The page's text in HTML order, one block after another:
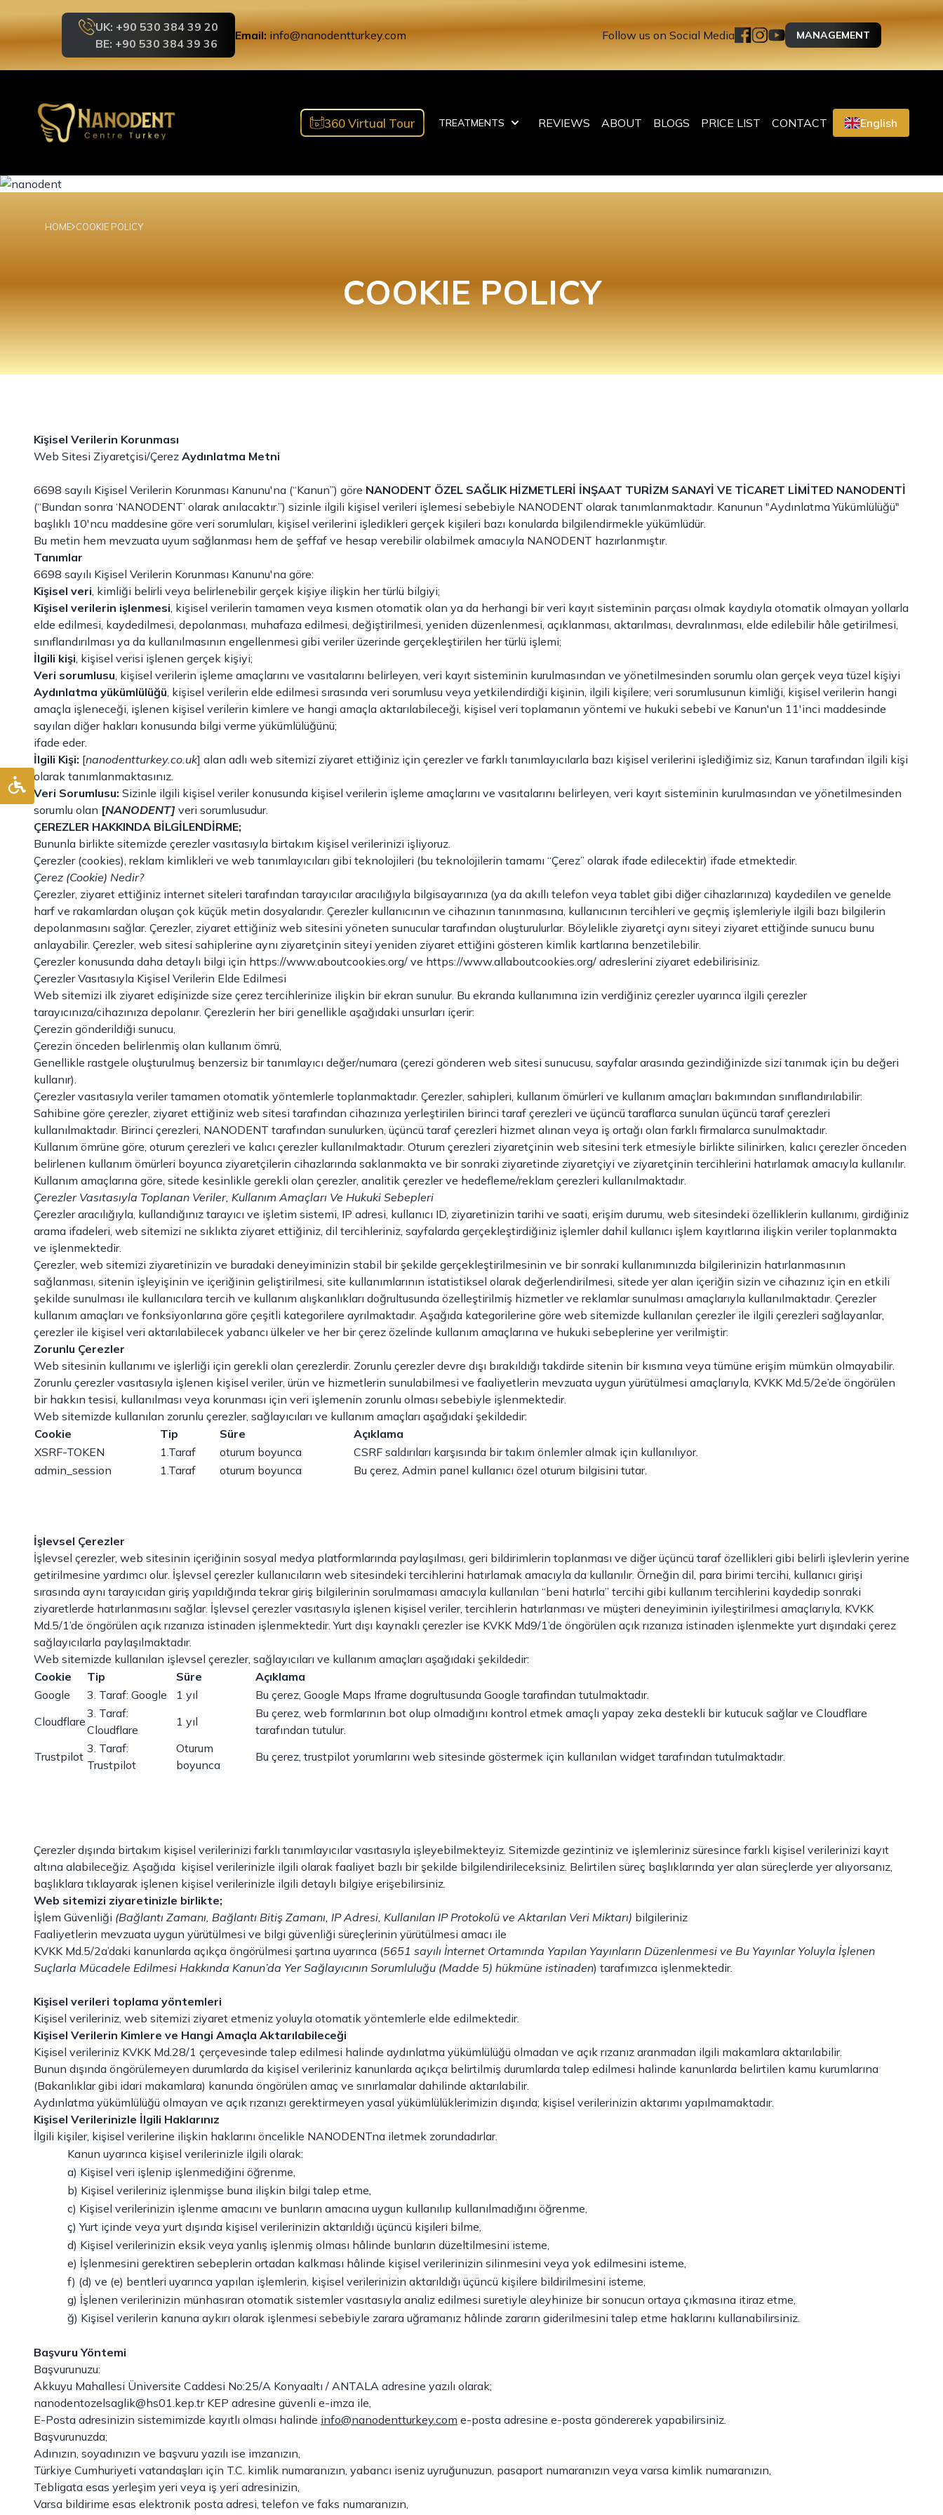
UK: +90 530 384 39 20
BE: +90 530 384 39 36
Email: info@nanodentturkey.com Follow us on Social Media MANAGEMENT
360 Virtual Tour TREATMENTS REVIEWS ABOUT BLOGS PRICE LIST CONTACT English
HOME COOKIE POLICY
COOKIE POLICY
Kişisel Verilerin Korunması
Web Sitesi Ziyaretçisi/Çerez Aydınlatma Metni
6698 sayılı Kişisel Verilerin Korunması Kanunu'na (“Kanun”) göre NANODENT ÖZEL SAĞLIK HİZMETLERİ İNŞAAT TURİZM SANAYİ VE TİCARET LİMİTED NANODENTİ
(“Bundan sonra ‘NANODENT’ olarak anılacaktır.”) sizinle ilgili kişisel verileri işlemesi sebebiyle NANODENT olarak tanımlanmaktadır. Kanunun "Aydınlatma Yükümlülüğü"
başlıklı 10'ncu maddesine göre veri sorumluları, kişisel verilerini işledikleri gerçek kişileri bazı konularda bilgilendirmekle yükümlüdür.
Bu metin hem mevzuata uyum sağlanması hem de şeffaf ve hesap verebilir olabilmek amacıyla NANODENT hazırlanmıştır.
Tanımlar
6698 sayılı Kişisel Verilerin Korunması Kanunu'na göre:
Kişisel veri, kimliği belirli veya belirlenebilir gerçek kişiye ilişkin her türlü bilgiyi;
Kişisel verilerin işlenmesi, kişisel verilerin tamamen veya kısmen otomatik olan ya da herhangi bir veri kayıt sisteminin parçası olmak kaydıyla otomatik olmayan yollarla
elde edilmesi, kaydedilmesi, depolanması, muhafaza edilmesi, değiştirilmesi, yeniden düzenlenmesi, açıklanması, aktarılması, devralınması, elde edilebilir hâle getirilmesi,
sınıflandırılması ya da kullanılmasının engellenmesi gibi veriler üzerinde gerçekleştirilen her türlü işlemi;
İlgili kişi, kişisel verisi işlenen gerçek kişiyi;
Veri sorumlusu, kişisel verilerin işleme amaçlarını ve vasıtalarını belirleyen, veri kayıt sisteminin kurulmasından ve yönetilmesinden sorumlu olan gerçek veya tüzel kişiyi
Aydınlatma yükümlülüğü, kişisel verilerin elde edilmesi sırasında veri sorumlusu veya yetkilendirdiği kişinin, ilgili kişilere; veri sorumlusunun kimliği, kişisel verilerin hangi
amaçla işleneceği, işlenen kişisel verilerin kimlere ve hangi amaçla aktarılabileceği, kişisel veri toplamanın yöntemi ve hukuki sebebi ve Kanun'un 11'inci maddesinde
sayılan diğer hakları konusunda bilgi verme yükümlülüğünü;
ifade eder.
İlgili Kişi: [nanodentturkey.co.uk] alan adlı web sitemizi ziyaret ettiğiniz için çerezler ve farklı tanımlayıcılarla bazı kişisel verilerini işlediğimiz siz, Kanun tarafından ilgili kişi
olarak tanımlanmaktasınız.
Veri Sorumlusu: Sizinle ilgili kişisel veriler konusunda kişisel verilerin işleme amaçlarını ve vasıtalarını belirleyen, veri kayıt sisteminin kurulmasından ve yönetilmesinden
sorumlu olan [NANODENT] veri sorumlusudur.
ÇEREZLER HAKKINDA BİLGİLENDİRME;
Bununla birlikte sitemizde çerezler vasıtasıyla birtakım kişisel verilerinizi işliyoruz.
Çerezler (cookies), reklam kimlikleri ve web tanımlayıcıları gibi teknolojileri (bu teknolojilerin tamamı “Çerez” olarak ifade edilecektir) ifade etmektedir.
Çerez (Cookie) Nedir?
Çerezler, ziyaret ettiğiniz internet siteleri tarafından tarayıcılar aracılığıyla bilgisayarınıza (ya da akıllı telefon veya tablet gibi diğer cihazlarınıza) kaydedilen ve genelde
harf ve rakamlardan oluşan çok küçük metin dosyalarıdır. Çerezler kullanıcının ve cihazının tanınmasına, kullanıcının tercihleri ve geçmiş işlemleriyle ilgili bazı bilgilerin
depolanmasını sağlar. Çerezler, ziyaret ettiğiniz web sitesini yöneten sunucular tarafından oluşturulurlar. Böylelikle ziyaretçi aynı siteyi ziyaret ettiğinde sunucu bunu
anlayabilir. Çerezler, web sitesi sahiplerine aynı ziyaretçinin siteyi yeniden ziyaret ettiğini gösteren kimlik kartlarına benzetilebilir.
Çerezler konusunda daha detaylı bilgi için https://www.aboutcookies.org/ ve https://www.allaboutcookies.org/ adreslerini ziyaret edebilirisiniz.
Çerezler Vasıtasıyla Kişisel Verilerin Elde Edilmesi
Web sitemizi ilk ziyaret edişinizde size çerez tercihlerinize ilişkin bir ekran sunulur. Bu ekranda kullanımına izin verdiğiniz çerezler uyarınca ilgili çerezler
tarayıcınıza/cihazınıza depolanır. Çerezlerin her biri genellikle aşağıdaki unsurları içerir:
Çerezin gönderildiği sunucu,
Çerezin önceden belirlenmiş olan kullanım ömrü,
Genellikle rastgele oluşturulmuş benzersiz bir tanımlayıcı değer/numara (çerezi gönderen web sitesi sunucusu, sayfalar arasında gezindiğinizde sizi tanımak için bu değeri
kullanır).
Çerezler vasıtasıyla veriler tamamen otomatik yöntemlerle toplanmaktadır. Çerezler, sahipleri, kullanım ömürleri ve kullanım amaçları bakımından sınıflandırılabilir:
Sahibine göre çerezler, ziyaret ettiğiniz web sitesi tarafından cihazınıza yerleştirilen birinci taraf çerezleri ve üçüncü taraflarca sunulan üçüncü taraf çerezleri
kullanılmaktadır. Birinci çerezleri, NANODENT tarafından sunulurken, üçüncü taraf çerezleri hizmet alınan veya iş ortağı olan farklı firmalarca sunulmaktadır.
Kullanım ömrüne göre, oturum çerezleri ve kalıcı çerezler kullanılmaktadır. Oturum çerezleri ziyaretçinin web sitesini terk etmesiyle birlikte silinirken, kalıcı çerezler önceden
belirlenen kullanım ömürleri boyunca ziyaretçilerin cihazlarında saklanmakta ve bir sonraki ziyaretinde ziyaretçiyi ve ziyaretçinin tercihlerini hatırlamak amacıyla kullanılır.
Kullanım amaçlarına göre, sitede kesinlikle gerekli olan çerezler, analitik çerezler ve hedefleme/reklam çerezleri kullanılmaktadır.
Çerezler Vasıtasıyla Toplanan Veriler, Kullanım Amaçları Ve Hukuki Sebepleri
Çerezler aracılığıyla, kullandığınız tarayıcı ve işletim sistemi, IP adresi, kullanıcı ID, ziyaretinizin tarihi ve saati, erişim durumu, web sitesindeki özelliklerin kullanımı, girdiğiniz
arama ifadeleri, web sitemizi ne sıklıkta ziyaret ettiğiniz, dil tercihleriniz, sayfalarda gerçekleştirdiğiniz işlemler dahil kullanıcı işlem kayıtlarına ilişkin veriler toplanmakta
ve işlenmektedir.
Çerezler, web sitemizi ziyaretinizin ve buradaki deneyiminizin stabil bir şekilde gerçekleştirilmesinin ve bir sonraki kullanımınızda bilgilerinizin hatırlanmasının
sağlanması, sitenin işleyişinin ve içeriğinin geliştirilmesi, site kullanımlarının istatistiksel olarak değerlendirilmesi, sitede yer alan içeriğin sizin ve cihazınız için en etkili
şekilde sunulması ile kullanıcılara tercih ve kullanım alışkanlıkları doğrultusunda özelleştirilmiş hizmetler ve reklamlar sunulması amaçlarıyla kullanılmaktadır. Çerezler
kullanım amaçları ve fonksiyonlarına göre çeşitli kategorilere ayrılmaktadır. Aşağıda kategorilerine göre web sitemizde kullanılan çerezler ile ilgili çerezleri sağlayanlar,
çerezler ile kişisel veri aktarılabilecek yabancı ülkeler ve her bir çerez özelinde kullanım amaçlarına ve hukuki sebeplerine yer verilmiştir:
Zorunlu Çerezler
Web sitesinin kullanımı ve işlerliği için gerekli olan çerezlerdir. Zorunlu çerezler devre dışı bırakıldığı takdirde sitenin bir kısmına veya tümüne erişim mümkün olmayabilir.
Zorunlu çerezler vasıtasıyla işlenen kişisel veriler, ürün ve hizmetlerin sunulabilmesi ve faaliyetlerin mevzuata uygun yürütülmesi amaçlarıyla, KVKK Md.5/2e’de öngörülen
bir hakkın tesisi, kullanılması veya korunması için veri işlemenin zorunlu olması sebebiyle işlenmektedir.
Web sitemizde kullanılan zorunlu çerezler, sağlayıcıları ve kullanım amaçları aşağıdaki şekildedir:
Cookie
Tip Süre
Açıklama
XSRF-TOKEN
1.Taraf oturum boyunca
CSRF saldırıları karşısında bir takım önlemler almak için kullanılıyor.
admin_session
1.Taraf oturum boyunca Bu çerez, Admin panel kullanıcı özel oturum bilgisini tutar.
İşlevsel Çerezler
İşlevsel çerezler, web sitesinin içeriğinin sosyal medya platformlarında paylaşılması, geri bildirimlerin toplanması ve diğer üçüncü taraf özellikleri gibi belirli işlevlerin yerine
getirilmesine yardımcı olur. İşlevsel çerezler kullanıcıların web sitesindeki tercihlerini hatırlamak amacıyla da kullanılır. Örneğin dil, para birimi tercihi, kullanıcı girişi
sırasında aynı tarayıcıdan giriş yapıldığında tekrar giriş bilgilerinin sorulmaması amacıyla kullanılan “beni hatırla” tercihi gibi kullanım tercihlerini kaydedip sonraki
ziyaretlerde hatırlanmasını sağlar. İşlevsel çerezler vasıtasıyla işlenen kişisel veriler, tercihlerin hatırlanması ve müşteri deneyiminin iyileştirilmesi amaçlarıyla, KVKK
Md.5/1’de öngörülen açık rızanıza istinaden işlenmektedir. Yurt dışı kaynaklı çerezler ise KVKK Md9/1’de öngörülen açık rızanıza istinaden işlenmekte yurt dışındaki çerez
sağlayıcılarla paylaşılmaktadır.
Web sitemizde kullanılan işlevsel çerezler, sağlayıcıları ve kullanım amaçları aşağıdaki şekildedir:
Cookie
Tip Süre
Açıklama
Google
3. Taraf: Google 1 yıl
Bu çerez, Google Maps Iframe dogrultusunda Google tarafindan tutulmaktadır.
Cloudflare
3. Taraf:
Cloudflare
1 yıl
Bu çerez, web formlarının bot olup olmadığını kontrol etmek amaçlı yapay zeka destekli bir kutucuk sağlar ve Cloudflare
tarafından tutulur.
Trustpilot
3. Taraf:
Trustpilot
Oturum
boyunca
Bu çerez, trustpilot yorumlarını web sitesinde göstermek için kullanılan widget tarafından tutulmaktadır.
Çerezler dışında birtakım kişisel verilerinizi farklı tanımlayıcılar vasıtasıyla işleyebilmekteyiz. Sitemizde gezintiniz ve işlemleriniz süresince farklı kişisel verilerinizi kayıt
altına alabileceğiz. Aşağıda kişisel verilerinizle ilgili olarak faaliyet bazlı bir şekilde bilgilendirileceksiniz. Belirtilen süreç başlıklarında yer alan süreçlerde yer alıyorsanız,
başlıklara tıklayarak işlenen kişisel verilerinizle ilgili detaylı bilgiye erişebilirsiniz.
Web sitemizi ziyaretinizle birlikte;
İşlem Güvenliği (Bağlantı Zamanı, Bağlantı Bitiş Zamanı, IP Adresi, Kullanılan IP Protokolü ve Aktarılan Veri Miktarı) bilgileriniz
Faaliyetlerin mevzuata uygun yürütülmesi ve bilgi güvenliği süreçlerinin yürütülmesi amacı ile
KVKK Md.5/2a’daki kanunlarda açıkça öngörülmesi şartına uyarınca (5651 sayılı İnternet Ortamında Yapılan Yayınların Düzenlenmesi ve Bu Yayınlar Yoluyla İşlenen
Suçlarla Mücadele Edilmesi Hakkında Kanun’da Yer Sağlayıcının Sorumluluğu (Madde 5) hükmüne istinaden) tarafımızca işlenmektedir.
Kişisel verileri toplama yöntemleri
Kişisel verileriniz, web sitemizi ziyaret etmeniz yoluyla otomatik yöntemlerle elde edilmektedir.
Kişisel Verilerin Kimlere ve Hangi Amaçla Aktarılabileceği
Kişisel verileriniz KVKK Md.28/1 çerçevesinde talep edilmesi halinde aydınlatma yükümlülüğü olmadan ve açık rızanız aranmadan ilgili makamlara aktarılabilir.
Bunun dışında öngörülemeyen durumlarda da kişisel verileriniz kanunlarda açıkça belirtilmiş durumlarda talep edilmesi halinde kanunlarda belirtilen kamu kurumlarına
(Bakanlıklar gibi idari makamlara) kanunda öngörülen amaç ve sınırlamalar dahilinde aktarılabilir.
Aydınlatma yükümlülüğü olmayan ve açık rızanızı gerektirmeyen yasal yükümlülüklerimizin dışında; kişisel verilerinizin aktarımı yapılmamaktadır.
Kişisel Verilerinizle İlgili Haklarınız
İlgili kişiler, kişisel verilerine ilişkin haklarını öncelikle NANODENTna iletmek zorundadırlar.
Kanun uyarınca kişisel verilerinizle ilgili olarak:
a) Kişisel veri işlenip işlenmediğini öğrenme,
b) Kişisel verileriniz işlenmişse buna ilişkin bilgi talep etme,
c) Kişisel verilerinizin işlenme amacını ve bunların amacına uygun kullanılıp kullanılmadığını öğrenme,
ç) Yurt içinde veya yurt dışında kişisel verilerinizin aktarıldığı üçüncü kişileri bilme,
d) Kişisel verilerinizin eksik veya yanlış işlenmiş olması hâlinde bunların düzeltilmesini isteme,
e) İşlenmesini gerektiren sebeplerin ortadan kalkması hâlinde kişisel verilerinizin silinmesini veya yok edilmesini isteme,
f) (d) ve (e) bentleri uyarınca yapılan işlemlerin, kişisel verilerinizin aktarıldığı üçüncü kişilere bildirilmesini isteme,
g) İşlenen verilerinizin münhasıran otomatik sistemler vasıtasıyla analiz edilmesi suretiyle aleyhinize bir sonucun ortaya çıkmasına itiraz etme,
ğ) Kişisel verilerin kanuna aykırı olarak işlenmesi sebebiyle zarara uğramanız hâlinde zararın giderilmesini talep etme haklarını kullanabilirsiniz.
Başvuru Yöntemi
Başvurunuzu:
Akkuyu Mahallesi Üniversite Caddesi No:25/A Konyaaltı / ANTALA adresine yazılı olarak;
nanodentozelsaglik@hs01.kep.trKEP adresine güvenli e-imza ile,
E-Posta adresinizin sistemimizde kayıtlı olması halinde info@nanodentturkey.com e-posta adresine e-posta göndererek yapabilirsiniz.
Başvurunuzda;
Adınızın, soyadınızın ve başvuru yazılı ise imzanızın,
Türkiye Cumhuriyeti vatandaşları için T.C. kimlik numaranızın, yabancı iseniz uyruğunuzun, pasaport numaranızın veya varsa kimlik numaranızın,
Tebligata esas yerleşim yeri veya iş yeri adresinizin,
Varsa bildirime esas elektronik posta adresi, telefon ve faks numaranızın,